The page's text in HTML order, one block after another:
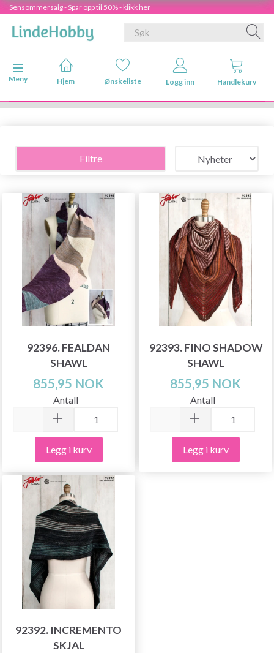
Sensommersalg - Spar opp til 50% - klikk her
Veksle navigasjon
Meny
Hjem Ønskeliste Logg inn Handlekurv
Filtre
92396. FEALDAN
SHAWL
855,95 NOK
Antall
Legg i kurv
92393. FINO SHADOW
SHAWL
855,95 NOK
Antall
Legg i kurv
92392. INCREMENTO
SKJAL